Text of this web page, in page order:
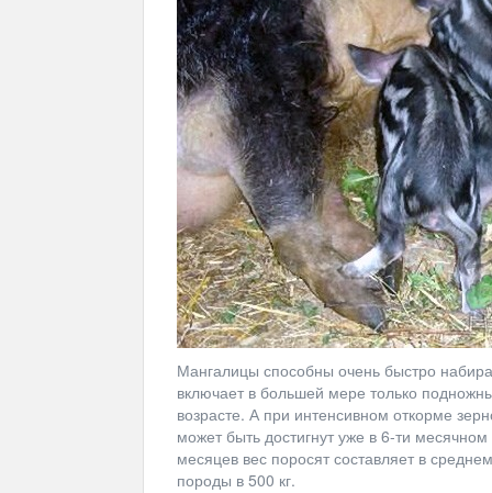
Мангалицы способны очень быстро
включает в большей мере только
возрасте. А при интенсивном откорме
может быть достигнут уже в 6-ти
месяцев вес поросят составляет в
породы в 500 кг.